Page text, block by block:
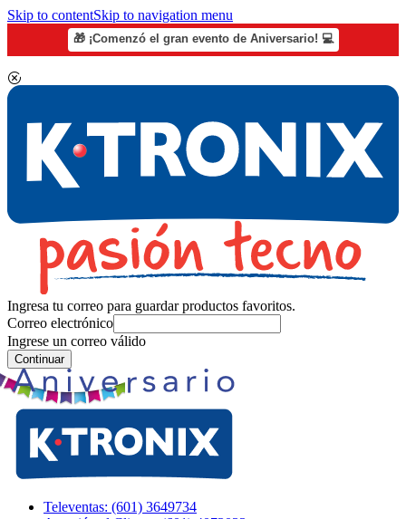
Skip to contentSkip to navigation menu
🎁 ¡Comenzó el gran evento de Aniversario! 💻
Ingresa tu correo para guardar productos favoritos.
Correo electrónico
Ingrese un correo válido
Continuar
Televentas: (601) 3649734